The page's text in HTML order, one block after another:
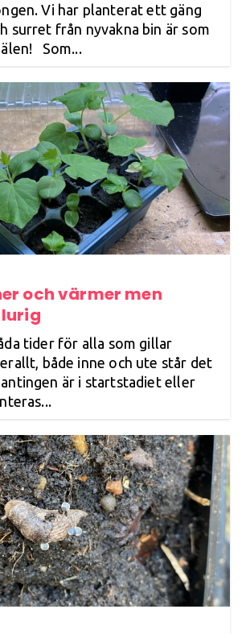
Vi har planterat ett gäng
surret från nyvakna bin är som
Som...
och värmer men
tider för alla som gillar
både inne och ute står det
är i startstadiet eller